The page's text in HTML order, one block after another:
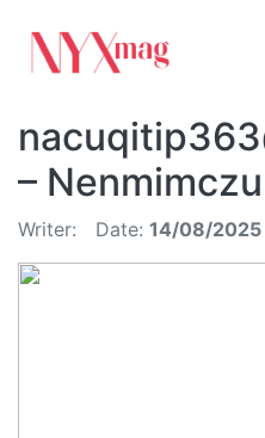
–
Writer: Date: 14/08/2025